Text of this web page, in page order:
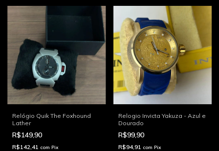
Relógio Quik The Foxhound
Lather
R$149,90
R$142,41 com Pix
Relogio Invicta Yakuza - Azul e
Dourado
R$99,90
R$94,91 com Pix